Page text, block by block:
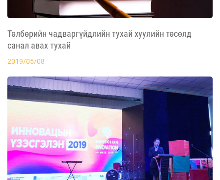
Төлбөрийн чадваргүйдлийн тухай хуулийн төсөлд
санал авах тухай
2019/05/08